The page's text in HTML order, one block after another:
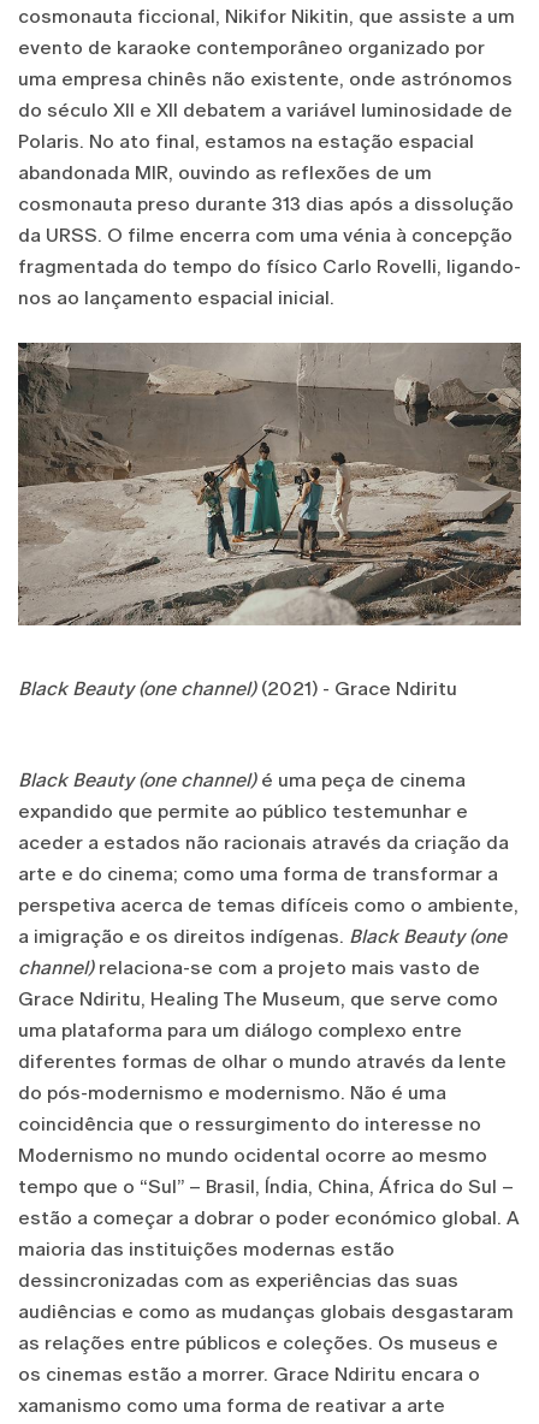
cosmonauta ficcional, Nikifor Nikitin, que assiste a um
evento de karaoke contemporâneo organizado por
uma empresa chinês não existente, onde astrónomos
do século XII e XII debatem a variável luminosidade de
Polaris. No ato final, estamos na estação espacial
abandonada MIR, ouvindo as reflexões de um
cosmonauta preso durante 313 dias após a dissolução
da URSS. O filme encerra com uma vénia à concepção
fragmentada do tempo do físico Carlo Rovelli, ligando-
nos ao lançamento espacial inicial.
Black Beauty (one channel) (2021) - Grace Ndiritu
Black Beauty (one channel)é uma peça de cinema
expandido que permite ao público testemunhar e
aceder a estados não racionais através da criação da
arte e do cinema; como uma forma de transformar a
perspetiva acerca de temas difíceis como o ambiente,
a imigração e os direitos indígenas. Black Beauty (one
channel) relaciona-se com a projeto mais vasto de
Grace Ndiritu, Healing The Museum, que serve como
uma plataforma para um diálogo complexo entre
diferentes formas de olhar o mundo através da lente
do pós-modernismo e modernismo. Não é uma
coincidência que o ressurgimento do interesse no
Modernismo no mundo ocidental ocorre ao mesmo
tempo que o “Sul” – Brasil, Índia, China, África do Sul –
estão a começar a dobrar o poder económico global. A
maioria das instituições modernas estão
dessincronizadas com as experiências das suas
audiências e como as mudanças globais desgastaram
as relações entre públicos e coleções. Os museus e
os cinemas estão a morrer. Grace Ndiritu encara o
xamanismo como uma forma de reativar a arte